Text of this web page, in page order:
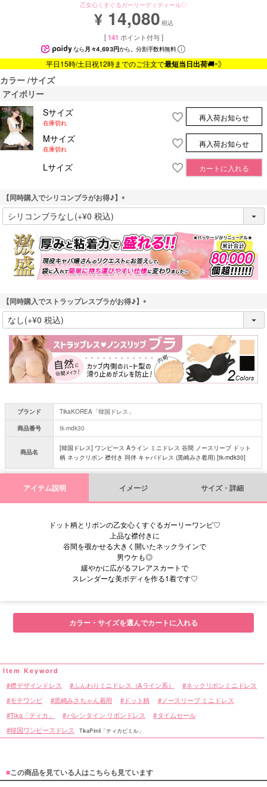
乙女心くすぐるガーリーディティール♡
¥ 14,080 税込
[ 141 ポイント付与 ]
なら月々4,693円から。分割手数料無料
平日15時/土日祝12時までのご注文で最短当日出荷🚚💨
カラー サイズ
アイボリー
Sサイズ
在庫切れ
再入荷お知らせ
Mサイズ
在庫切れ
再入荷お知らせ
Lサイズ カートに入れる
【同時購入でシリコンブラがお得♪】
(
必
須
)
【同時購入でストラップレスブラがお得♪】
(
必
須
)
ブランド
TikaKOREA「韓国ドレス」
商品番号
tk-mdk30
商品名
[韓国ドレス] ワンピース Aライン ミニドレス 谷間 ノースリーブ ドット
柄 ネックリボン 襟付き 同伴 キャバドレス (黒崎みさ着用) [tk-mdk30]
アイテム説明 イメージ サイズ・詳細
ドット柄とリボンの乙女心くすぐるガーリーワンピ♡
上品な襟付きに
谷間を覗かせる大きく開いたネックラインで
男ウケも◎
緩やかに広がるフレアスカートで
スレンダーな美ボディを作る1着です♡
カラー・サイズを選んでカートに入れる
襟デザインドレス ふんわりミニドレス（Aライン系） ネックリボンミニドレス
モテワンピ 黒崎みさちゃん着用 ドット柄 ノースリーブ ミニドレス
Tika「ティカ」 バレンタイン リボンドレス
タイムセール
韓国ワンピースドレス
TikaPimil「ティカピミル」
■この商品を見ている人はこちらも見ています